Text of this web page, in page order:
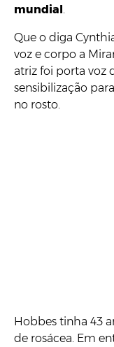
mundial.
Que o diga
voz e corpo a
atriz foi porta voz
sensibilização
no rosto.
Hobbes tinha 43
de rosácea. Em